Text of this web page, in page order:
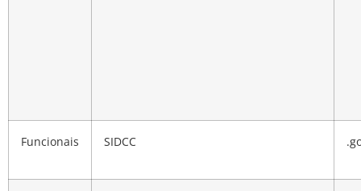
Funcionais SIDCC